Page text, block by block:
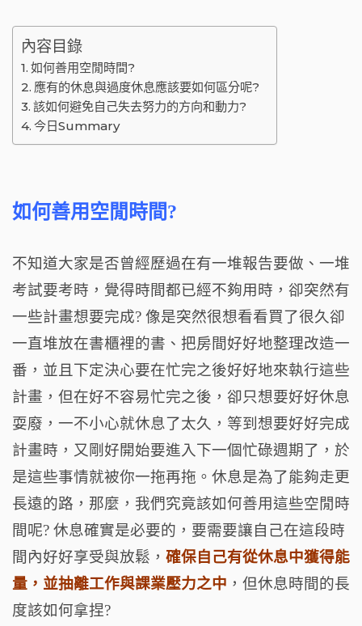
內容目錄
如何善用空閒時間?
應有的休息與過度休息應該要如何區分呢?
該如何避免自己失去努力的方向和動力?
今日Summary
如何善用空閒時間?
不知道大家是否曾經歷過在有一堆報告要做、一堆
考試要考時，覺得時間都已經不夠用時，卻突然有
一些計畫想要完成? 像是突然很想看看買了很久卻
一直堆放在書櫃裡的書、把房間好好地整理改造一
番，並且下定決心要在忙完之後好好地來執行這些
計畫，但在好不容易忙完之後，卻只想要好好休息
耍廢，一不小心就休息了太久，等到想要好好完成
計畫時，又剛好開始要進入下一個忙碌週期了，於
是這些事情就被你一拖再拖。休息是為了能夠走更
長遠的路，那麼，我們究竟該如何善用這些空閒時
間呢? 休息確實是必要的，要需要讓自己在這段時
間內好好享受與放鬆， 確保自己有從休息中獲得能
量，並抽離工作與課業壓力之中 ，但休息時間的長
度該如何拿捏?